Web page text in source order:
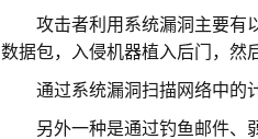
攻击者利用系统漏洞主要有以
数据包，入侵机器植入后门，然
通过系统漏洞扫描网络中的
另外一种是通过钓鱼邮件、弱